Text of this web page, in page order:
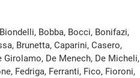
Bobba, Bocci, Bonifazi,
Brunetta, Caparini, Casero,
De Menech, De Micheli,
Fedriga, Ferranti, Fico, Fioroni,